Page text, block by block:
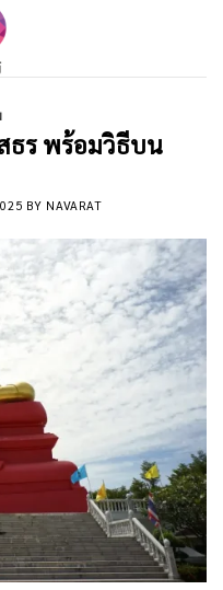
ธร พร้อมวิธีบน
BY NAVARAT